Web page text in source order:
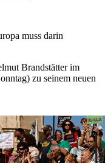
muss darin
Brandstätter im
zu seinem neuen